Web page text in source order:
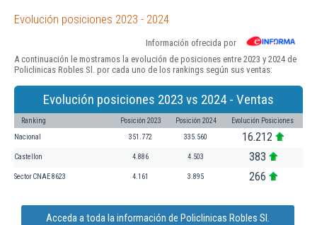
Evolución posiciones 2023 - 2024
Información ofrecida por
A continuación le mostramos la evolución de posiciones entre 2023 y 2024 de
Policlinicas Robles Sl. por cada uno de los rankings según sus ventas:
Evolución posiciones 2023 vs 2024 - Ventas
Ranking Posición 2023 Posición 2024 Evolución Posiciones
Nacional 351.772 335.560 16.212
Castellon 4.886 4.503 383
Sector CNAE 8623 4.161 3.895 266
Acceda a toda la información de Policlinicas Robles Sl.